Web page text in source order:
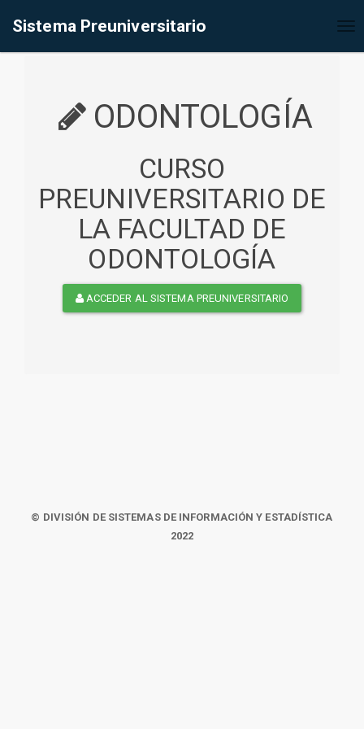
Sistema Preuniversitario
ODONTOLOGÍA
CURSO
PREUNIVERSITARIO DE
LA FACULTAD DE
ODONTOLOGÍA
ACCEDER AL SISTEMA PREUNIVERSITARIO
© DIVISIÓN DE SISTEMAS DE INFORMACIÓN Y ESTADÍSTICA
2022